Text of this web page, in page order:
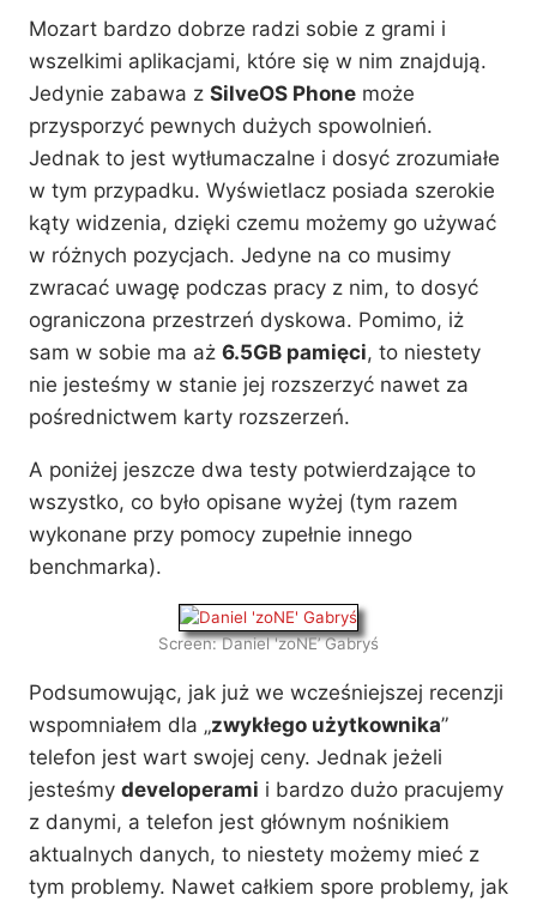
Mozart bardzo dobrze radzi sobie z grami i
wszelkimi aplikacjami, które się w nim znajdują.
Jedynie zabawa z SilveOS Phone może
przysporzyć pewnych dużych spowolnień.
Jednak to jest wytłumaczalne i dosyć zrozumiałe
w tym przypadku. Wyświetlacz posiada szerokie
kąty widzenia, dzięki czemu możemy go używać
w różnych pozycjach. Jedyne na co musimy
zwracać uwagę podczas pracy z nim, to dosyć
ograniczona przestrzeń dyskowa. Pomimo, iż
sam w sobie ma aż 6.5GB pamięci, to niestety
nie jesteśmy w stanie jej rozszerzyć nawet za
pośrednictwem karty rozszerzeń.
A poniżej jeszcze dwa testy potwierdzające to
wszystko, co było opisane wyżej (tym razem
wykonane przy pomocy zupełnie innego
benchmarka).
Screen: Daniel 'zoNE’ Gabryś
Podsumowując, jak już we wcześniejszej recenzji
wspomniałem dla „zwykłego użytkownika”
telefon jest wart swojej ceny. Jednak jeżeli
jesteśmy developerami i bardzo dużo pracujemy
z danymi, a telefon jest głównym nośnikiem
aktualnych danych, to niestety możemy mieć z
tym problemy. Nawet całkiem spore problemy, jak